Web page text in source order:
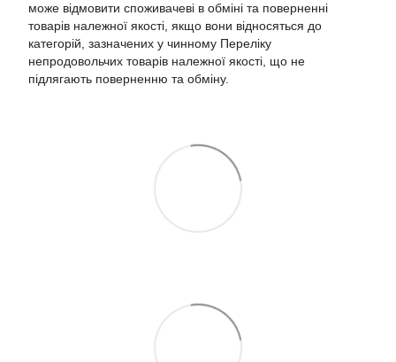
може відмовити споживачеві в обміні та поверненні
товарів належної якості, якщо вони відносяться до
категорій, зазначених у чинному Переліку
непродовольчих товарів належної якості, що не
підлягають поверненню та обміну.